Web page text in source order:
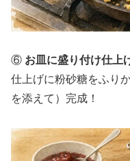
⑥ お皿に盛り付け仕上
仕上げに粉砂糖をふり
を添えて）完成！